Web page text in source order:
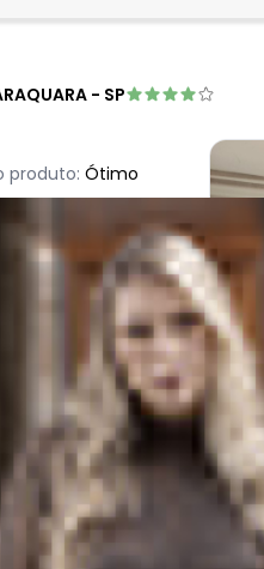
- SP
produto: Ótimo
produto:
Ruim